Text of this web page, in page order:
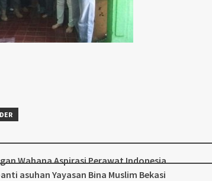
Wahana Aspirasi Perawat Indonesia
asuhan Yayasan Bina Muslim Bekasi